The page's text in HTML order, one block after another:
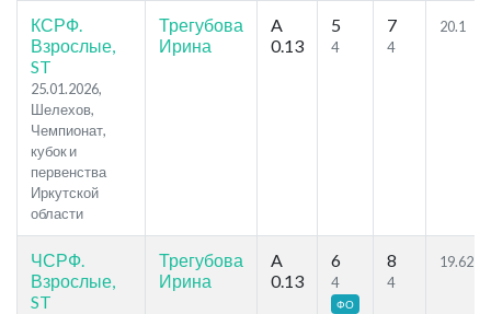
КСРФ.
Взрослые,
ST
25.01.2026,
Шелехов,
Чемпионат,
кубок и
первенства
Иркутской
области
Трегубова
Ирина
A
0.13
5
4
7
4
20.1
ЧСРФ.
Взрослые,
ST
Трегубова
Ирина
A
0.13
6
4
ФО
8
4
19.62